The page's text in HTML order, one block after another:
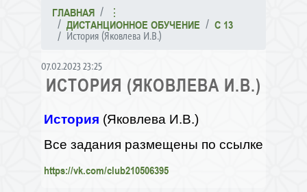
ГЛАВНАЯ
⋮
ДИСТАНЦИОННОЕ ОБУЧЕНИЕ
С 13
История (Яковлева И.В.)
07.02.2023 23:25
ИСТОРИЯ (ЯКОВЛЕВА И.В.)
История (Яковлева И.В.)
Все задания размещены по ссылке
https://vk.com/club210506395